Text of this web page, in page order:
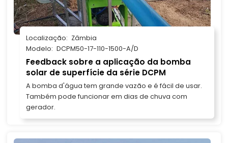
Localização: Zâmbia
Modelo: DCPM50-17-110-1500-A/D
Feedback sobre a aplicação da bomba
solar de superfície da série DCPM
A bomba d'água tem grande vazão e é fácil de usar.
Também pode funcionar em dias de chuva com
gerador.